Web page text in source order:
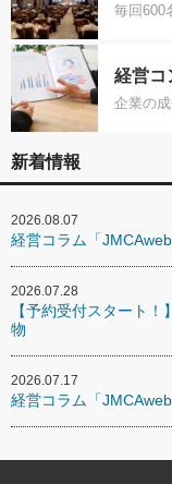
毎回600
経営コ
企業の
新着情報
2026.08.07
経営コラム「
2026.07.28
【予約受付スタート
物
2026.07.17
経営コラム「